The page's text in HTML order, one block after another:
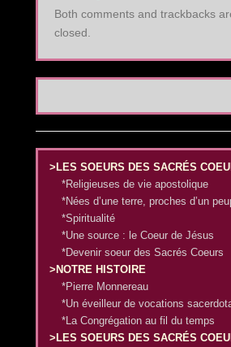
Both comments and trackbacks
closed.
>LES SOEURS DES SACRÉS
*Religieuses de vie apostolique
*Nées d’une terre, proches d’un
*Spiritualité
*Une source : le Coeur de Jésus
*Devenir soeur des Sacrés Coeurs
>NOTRE HISTOIRE
*Pierre Monnereau
*Un éveilleur de vocations
*La Congrégation au fil du temps
>LES SOEURS DES SACRÉS